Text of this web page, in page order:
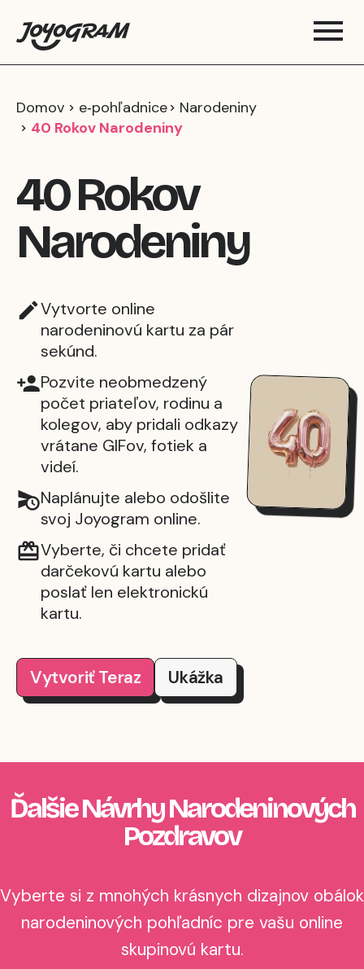
Domov e‑pohľadnice
Narodeniny
40 Rokov Narodeniny
40 Rokov
Narodeniny
Vytvorte online
narodeninovú kartu za pár
sekúnd.
Pozvite neobmedzený
počet priateľov, rodinu a
kolegov, aby pridali odkazy
vrátane GIFov, fotiek a
videí.
Naplánujte alebo odošlite
svoj Joyogram online.
Vyberte, či chcete pridať
darčekovú kartu alebo
poslať len elektronickú
kartu.
Vytvoriť Teraz Ukážka
Ďalšie Návrhy Narodeninových
Pozdravov
Vyberte si z mnohých krásnych dizajnov obálok
narodeninových pohľadníc pre vašu online
skupinovú kartu.